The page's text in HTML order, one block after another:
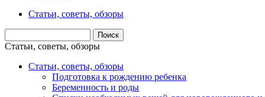
Статьи, советы, обзоры
Статьи, советы, обзоры
Статьи, советы, обзоры
Подготовка к рождению ребенка
Беременность и роды